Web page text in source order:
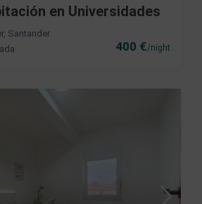
400 €/night
en Universidades
, Santander